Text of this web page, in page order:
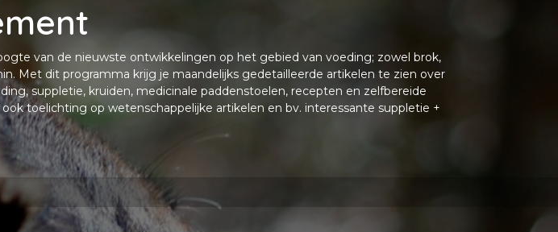
van de nieuwste ontwikkelingen op het gebied van voeding; zowel brok,
Met dit programma krijg je maandelijks gedetailleerde artikelen te zien over
suppletie, kruiden, medicinale paddenstoelen, recepten en zelfbereide
toelichting op wetenschappelijke artikelen en bv. interessante suppletie +